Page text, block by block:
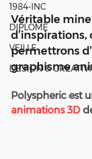
1984-INC
DIPLOME
VEILLE
DESIGN &
Véritable mine
permettrons
graphisme
Polyspheric est
animations 3D